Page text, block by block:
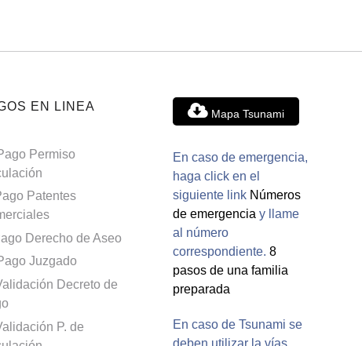
EN LINEA
Permiso
Patentes
Derecho de Aseo
Juzgado
Decreto de
P. de
Mapa Tsunami
En caso de emergencia,
haga click en el
siguiente link Números
de emergencia y llame
al número
correspondiente. 8
pasos de una familia
preparada
En caso de Tsunami se
deben utilizar la vías